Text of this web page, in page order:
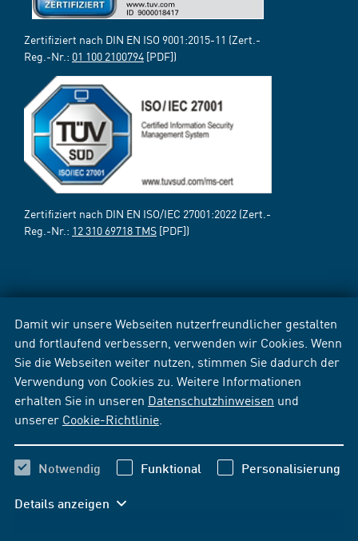
Damit wir unsere Webseiten nutzerfreundlicher gestalten
und fortlaufend verbessern, verwenden wir Cookies. Wenn
Sie die Webseiten weiter nutzen, stimmen Sie dadurch der
Verwendung von Cookies zu. Weitere Informationen
erhalten Sie in unseren Datenschutzhinweisen und
unserer Cookie-Richtlinie
Notwendig Funktional Personalisierung
Details anzeigen
Zertifiziert nach DIN EN ISO 9001:2015-11 (Zert.-
Reg.-Nr.: 01 100 2100794 [PDF])
Zertifiziert nach DIN EN ISO/IEC 27001:2022 (Zert.-
Reg.-Nr.: 12 310 69718 TMS [PDF])